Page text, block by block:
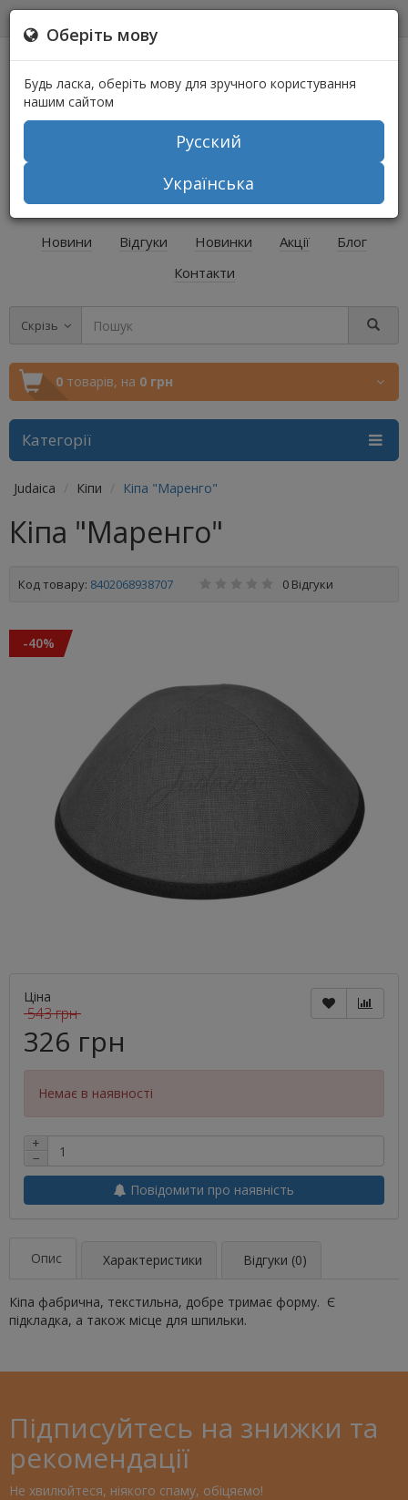
+38 (067) 541-64-04
+38 (073) 541-64-04
Новини Відгуки Новинки Акції
Блог
Контакти
Скрізь
0 товарів, на 0 грн
Категорії
Оберіть мову
Будь ласка, оберіть мову для зручного користування
нашим сайтом
Русский
Українська
Judaica Кіпи Кіпа "Маренго"
Кіпа "Маренго"
Код товару: 8402068938707 0 Відгуки
-40%
Ціна
543 грн
326 грн
Немає в наявності
+
−
Повідомити про наявність
Опис Характеристики Відгуки (0)
Кіпа фабрична, текстильна, добре тримає форму. Є
підкладка, а також місце для шпильки.
Підписуйтесь на знижки та
рекомендації
Не хвилюйтеся, ніякого спаму, обіцяємо!